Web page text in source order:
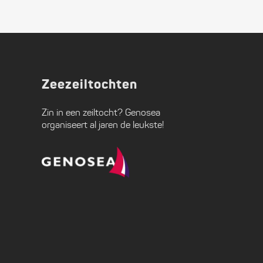
Zeezeiltochten
Zin in een zeiltocht? Genosea
organiseert al jaren de leukste!